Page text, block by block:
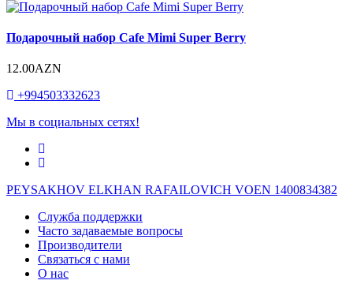
Подарочный набор Cafe Mimi Super Berry
12.00AZN
+994503332623
Мы в социальных сетях!
PEYSAKHOV ELKHAN RAFAILOVICH VOEN 1400834382
Служба поддержки
Часто задаваемые вопросы
Производители
Связаться с нами
О нас